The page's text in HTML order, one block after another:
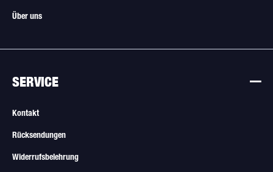
Über uns
SERVICE
Kontakt
Rücksendungen
Widerrufsbelehrung